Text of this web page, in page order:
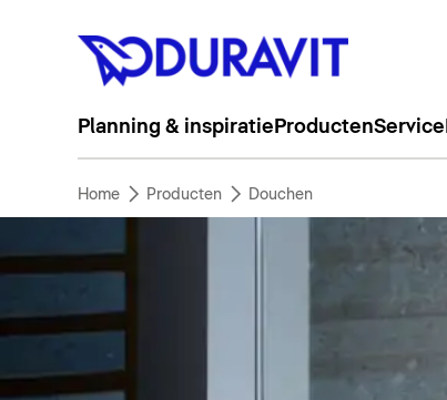
Planning & inspiratie ProductenService
Home Producten Douchen